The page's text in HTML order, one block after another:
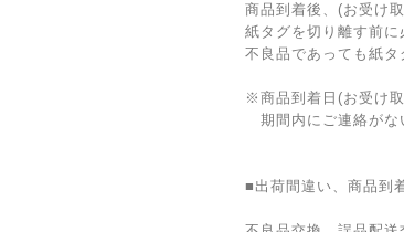
商品到着後、(お受け
紙タグを切り離す前に
不良品であっても紙タ
※商品到着日(お受け
期間内にご連絡がな
■出荷間違い、商品到